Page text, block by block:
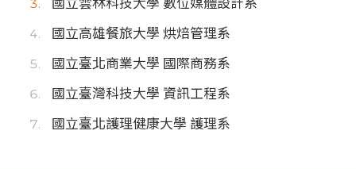
國立高雄餐旅大學 烘焙管理系
國立臺北商業大學 國際商務系
國立臺灣科技大學 資訊工程系
國立臺北護理健康大學 護理系